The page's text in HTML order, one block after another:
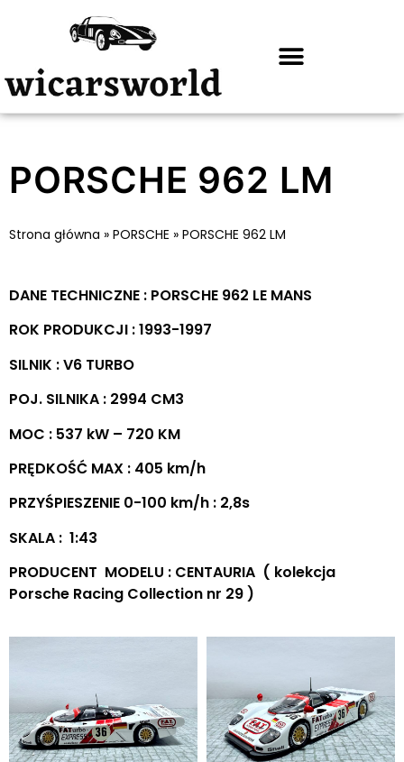
PORSCHE 962 LM
Strona główna » PORSCHE » PORSCHE 962 LM
DANE TECHNICZNE : PORSCHE 962 LE MANS
ROK PRODUKCJI : 1993-1997
SILNIK : V6 TURBO
POJ. SILNIKA : 2994 CM3
MOC : 537 kW – 720 KM
PRĘDKOŚĆ MAX : 405 km/h
PRZYŚPIESZENIE 0-100 km/h : 2,8s
SKALA : 1:43
PRODUCENT MODELU : CENTAURIA ( kolekcja
Porsche Racing Collection nr 29 )